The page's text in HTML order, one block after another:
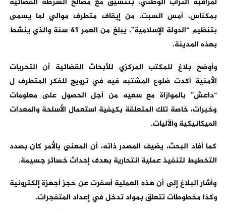
بمكناس، أمس السبت، من إيقاف متطرف موالي لما يسمى
بتنظيم “الدولة الإسلامية”، يبلغ من العمر 41 سنة والذي ينشط
بهذه المدينة.
وأوضح بلاغ للمكتب المركزي للأبحاث القضائية أن التحريات
الأمنية أكدت ضلوع المشتبه فيه في ترويج للفكر المتطرف ل
“داعش” بالموازاة مع سعيه من أجل الحصول على معلومات
وخبرات، خاصة تلك المتعلقة بكيفية استعمال الأسلحة والمعدات
الميكانيكية والآليات.
كما أفاد البحث، يضيف المصدر ذاته، أن المعني بالأمر كان بصدد
التخطيط لتنفيذ عملية انتحارية بهدف إحداث خسائر جسيمة.
وأشار البلاغ إلى أن هذه العملية أسفرت عن حجز أجهزة إلكترونية
وكذا مخطوطات تتعلق بمواد تدخل في إعداد المتفجرات.